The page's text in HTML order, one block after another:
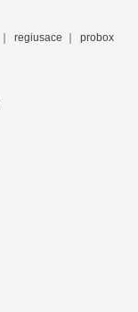
regiusace
probox